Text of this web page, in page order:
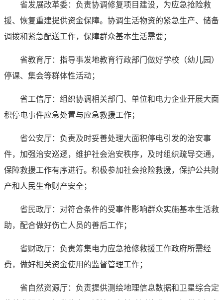
省发展改革委：负责协调修复项目建设，为应急抢险救
援、恢复重建提供资金保障。协调生活物资的紧急生产、储备
调拨和紧急配送工作，保障群众基本生活需要；
省教育厅：指导事发地教育行政部门做好学校（幼儿园）
停课、集会等群体性活动；
省工信厅：组织协调相关部门、单位和电力企业开展大面
积停电事件应急处置与应急救援工作；
省公安厅：负责及时妥善处理大面积停电引发的治安事
件，加强治安巡逻，维护社会治安秩序，及时组织疏导交通，
保障救援工作有序进行。积极参加社会抢险救援，保护公共财
产和人民生命财产安全；
省民政厅：对符合条件的受事件影响群众实施基本生活救
助，配合做好伤亡人员的善后工作；
省财政厅：负责筹集电力应急抢修救援工作政府所需经
费，做好相关资金使用的监督管理工作；
省自然资源厅：负责提供测绘地理信息数据和卫星综合定